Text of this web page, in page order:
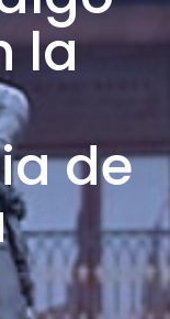
la
de